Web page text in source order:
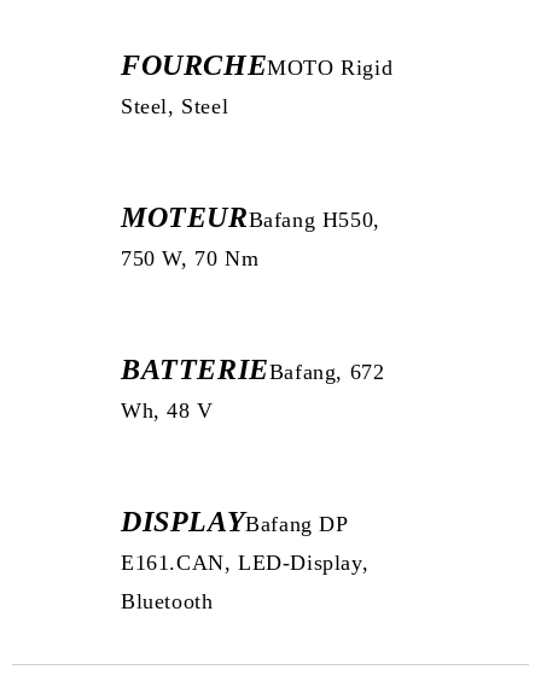
FOURCHEMOTO Rigid
Steel, Steel
MOTEURBafang H550,
750 W, 70 Nm
BATTERIEBafang, 672
Wh, 48 V
DISPLAYBafang DP
E161.CAN, LED-Display,
Bluetooth